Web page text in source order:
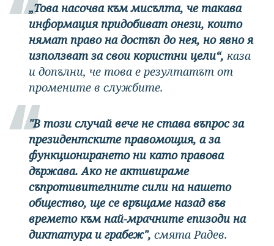
„Това насочва към мисълта, че такава
информация придобиват онези, които
нямат право на достъп до нея, но явно я
използват за свои користни цели“, каза
и допълни, че това е резултатът от
промените в службите.
"В този случай вече не става въпрос за
президентските правомощия, а за
функционирането ни като правова
държава. Ако не активираме
съпротивителните сили на нашето
общество, ще се връщаме назад във
времето към най-мрачните епизоди на
диктатура и грабеж", смята Радев.